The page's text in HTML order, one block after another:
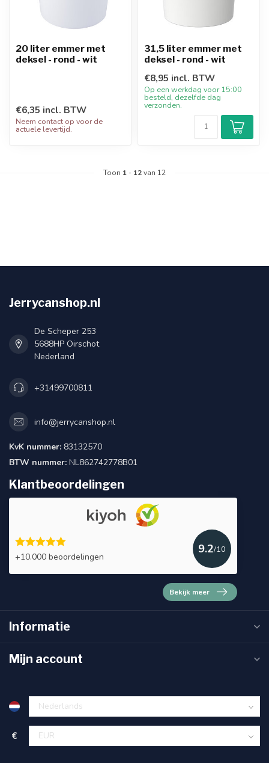
20 liter emmer met
deksel - rond - wit
€6,35 incl. BTW
Neem contact op voor de
actuele levertijd.
31,5 liter emmer met
deksel - rond - wit
€8,95 incl. BTW
Op een werkdag voor 15:00
besteld, dezelfde dag
verzonden.
Toon 1 - 12van 12
Jerrycanshop.nl
De Scheper 253
5688HP Oirschot
Nederland
+31499700811
info@jerrycanshop.nl
KvK nummer: 83132570
BTW nummer: NL862742778B01
Klantbeoordelingen
+10.000 beoordelingen
9.2/10
Bekijk meer
Informatie
Mijn account
€